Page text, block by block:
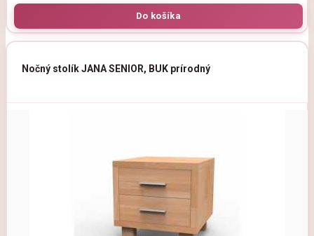
Nočný stolík JANA SENIOR, BUK prírodný